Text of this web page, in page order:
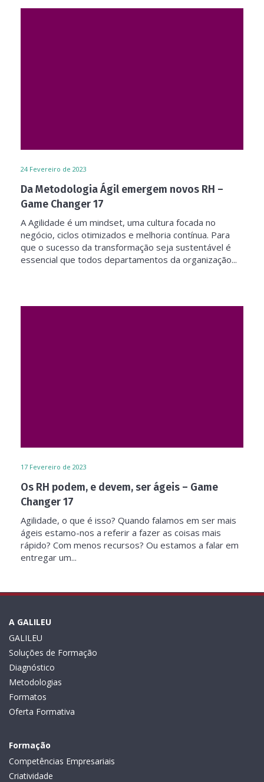
24 Fevereiro de 2023
Da Metodologia Ágil emergem novos RH –
Game Changer 17
A Agilidade é um mindset, uma cultura focada no
negócio, ciclos otimizados e melhoria contínua. Para
que o sucesso da transformação seja sustentável é
essencial que todos departamentos da organização...
17 Fevereiro de 2023
Os RH podem, e devem, ser ágeis – Game
Changer 17
Agilidade, o que é isso? Quando falamos em ser mais
ágeis estamo-nos a referir a fazer as coisas mais
rápido? Com menos recursos? Ou estamos a falar em
entregar um...
A GALILEU
GALILEU
Soluções de Formação
Diagnóstico
Metodologias
Formatos
Oferta Formativa
Formação
Competências Empresariais
Criatividade